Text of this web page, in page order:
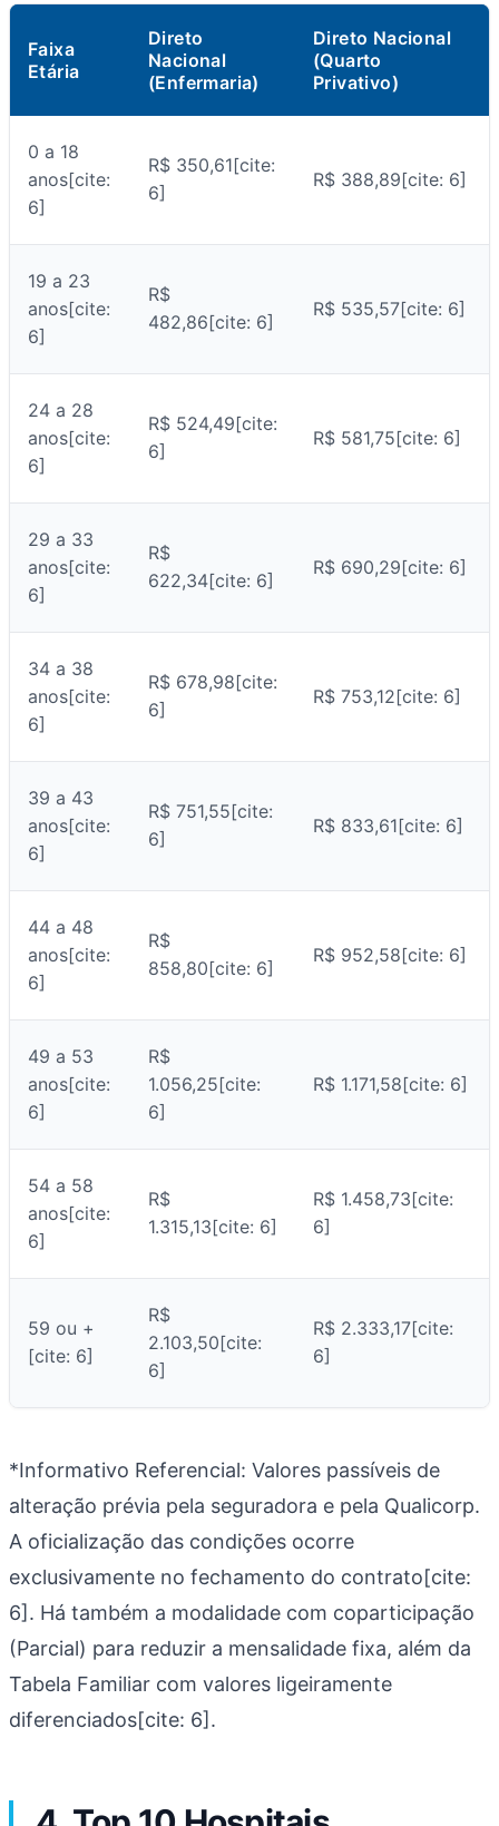
Faixa
Etária
Direto
Nacional
(Enfermaria)
Direto Nacional
(Quarto
Privativo)
0 a 18
anos[cite:
6]
R$ 350,61[cite:
6]
R$ 388,89[cite: 6]
19 a 23
anos[cite:
6]
R$
482,86[cite: 6]
R$ 535,57[cite: 6]
24 a 28
anos[cite:
6]
R$ 524,49[cite:
6]
R$ 581,75[cite: 6]
29 a 33
anos[cite:
6]
R$
622,34[cite: 6]
R$ 690,29[cite: 6]
34 a 38
anos[cite:
6]
R$ 678,98[cite:
6]
R$ 753,12[cite: 6]
39 a 43
anos[cite:
6]
R$ 751,55[cite:
6]
R$ 833,61[cite: 6]
44 a 48
anos[cite:
6]
R$
858,80[cite: 6]
R$ 952,58[cite: 6]
49 a 53
anos[cite:
6]
R$
1.056,25[cite:
6]
R$ 1.171,58[cite: 6]
54 a 58
anos[cite:
6]
R$
1.315,13[cite: 6]
R$ 1.458,73[cite:
6]
59 ou +
[cite: 6]
R$
2.103,50[cite:
6]
R$ 2.333,17[cite:
6]
*Informativo Referencial: Valores passíveis de
alteração prévia pela seguradora e pela Qualicorp.
A oficialização das condições ocorre
exclusivamente no fechamento do contrato[cite:
6]. Há também a modalidade com coparticipação
(Parcial) para reduzir a mensalidade fixa, além da
Tabela Familiar com valores ligeiramente
diferenciados[cite: 6].